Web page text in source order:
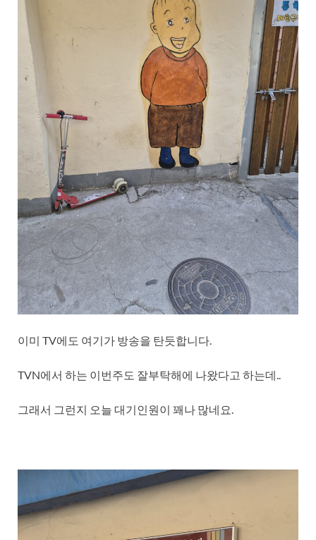
이미 TV에도 여기가 방송을 탄듯합니다.
TVN에서 하는 이번주도 잘부탁해에 나왔다고 하는데..
그래서 그런지 오늘 대기인원이 꽤나 많네요.